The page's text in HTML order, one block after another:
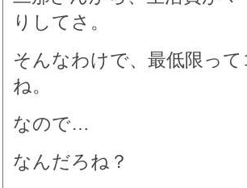
りしてさ。
そんなわけで、最低限っ
ね。
なので…
なんだろね？